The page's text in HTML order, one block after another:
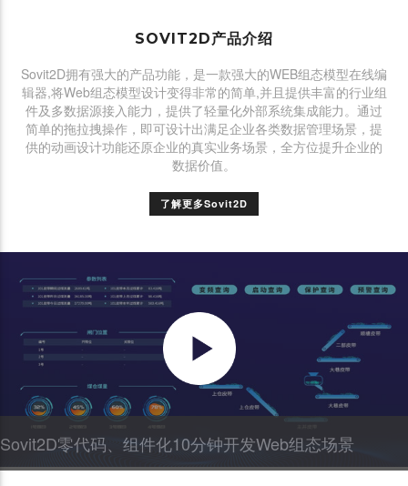
SOVIT2D产品介绍
Sovit2D拥有强大的产品功能，是一款强大的WEB组态模型在线编
辑器,将Web组态模型设计变得非常的简单,并且提供丰富的行业组
件及多数据源接入能力，提供了轻量化外部系统集成能力。通过
简单的拖拉拽操作，即可设计出满足企业各类数据管理场景，提
供的动画设计功能还原企业的真实业务场景，全方位提升企业的
数据价值。
了解更多Sovit2D
Sovit2D零代码、组件化10分钟开发Web组态场景